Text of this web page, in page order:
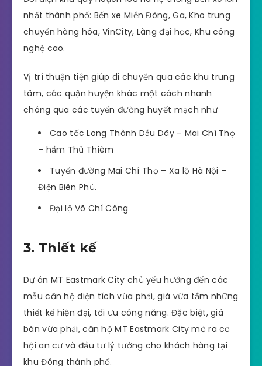
nhất thành phố: Bến xe Miền Đông, Ga, Kho trung
chuyển hàng hóa, VinCity, Làng đại học, Khu công
nghệ cao.
Vị trí thuận tiện giúp di chuyển qua các khu trung
tâm, các quận huyện khác một cách nhanh
chóng qua các tuyến đường huyết mạch như
Cao tốc Long Thành Dầu Dây – Mai Chí Thọ
– hầm Thủ Thiêm
Tuyến đường Mai Chí Thọ – Xa lộ Hà Nội –
Điện Biên Phủ.
Đại lộ Võ Chí Công
3. Thiết kế
Dự án MT Eastmark City chủ yếu hướng đến các
mẫu căn hộ diện tích vừa phải, giá vừa tầm những
thiết kế hiện đại, tối ưu công năng. Đặc biệt, giá
bán vừa phải, căn hộ MT Eastmark City mở ra cơ
hội an cư và đầu tư lý tưởng cho khách hàng tại
khu Đông thành phố.